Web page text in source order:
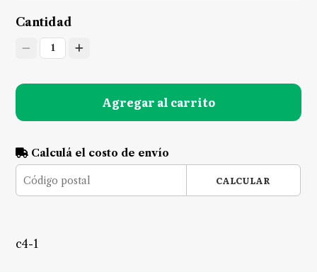
Cantidad
1
Agregar al carrito
Calculá el costo de envío
CALCULAR
c4-1